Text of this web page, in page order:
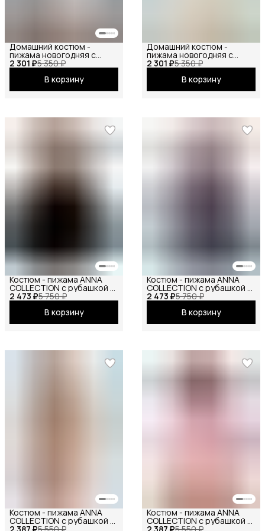
2 301 ₽5 350 ₽
Домашний костюм -
пижама новогодняя с
рубашкой и шортами на
COLLECTION от маленьких
В корзину
2 301 ₽5 350 ₽
Домашний костюм -
пижама новогодняя с
рубашкой и шортами на
COLLECTION от маленьких
В корзину
2 473 ₽5 750 ₽
Костюм - пижама ANNA
COLLECTION с рубашкой и
штанами из муслина
(100% хлопок), на резинке
от маленьких до больших
В корзину
2 473 ₽5 750 ₽
Костюм - пижама ANNA
COLLECTION с рубашкой и
штанами из муслина
(100% хлопок), на резинке
от маленьких до больших
В корзину
2 387 ₽5 550 ₽
Костюм - пижама ANNA
COLLECTION с рубашкой и
шортами на резинке, из 2 387 ₽5 550 ₽
Костюм - пижама ANNA
COLLECTION с рубашкой и
шортами на резинке, из